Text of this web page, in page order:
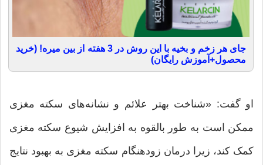
جای هر زخم و بخیه با این روش در 3 هفته از بین میره! (خرید
محصول+آموزش رایگان)
او گفت: «شناخت بهتر علائم و نشانه‌های سکته مغزی
ممکن است به طور بالقوه به افزایش شیوع سکته مغزی
کمک کند، زیرا درمان زودهنگام سکته مغزی به بهبود نتایج